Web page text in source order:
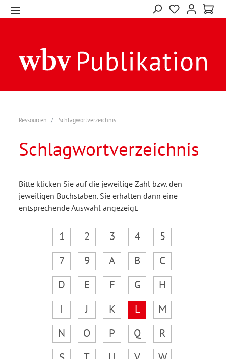
Ressourcen Schlagwortverzeichnis
Schlagwortverzeichnis
Bitte klicken Sie auf die jeweilige Zahl bzw. den
jeweiligen Buchstaben. Sie erhalten dann eine
entsprechende Auswahl angezeigt.
1 2 3 4
5
7
9 A B
C
D
E F G
H
I
J K L
M
N
O P Q
R